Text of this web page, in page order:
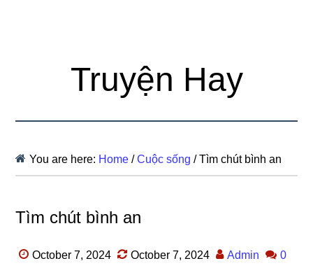
Truyện Hay
You are here: Home / Cuộc sống /Tìm chút bình an
Tìm chút bình an
October 7, 2024 October 7, 2024 Admin
0